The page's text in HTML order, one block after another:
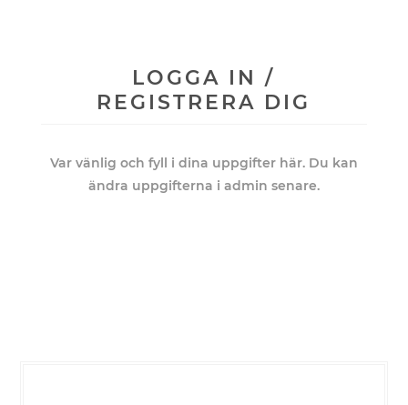
LOGGA IN /
REGISTRERA DIG
Var vänlig och fyll i dina uppgifter här. Du kan
ändra uppgifterna i admin senare.